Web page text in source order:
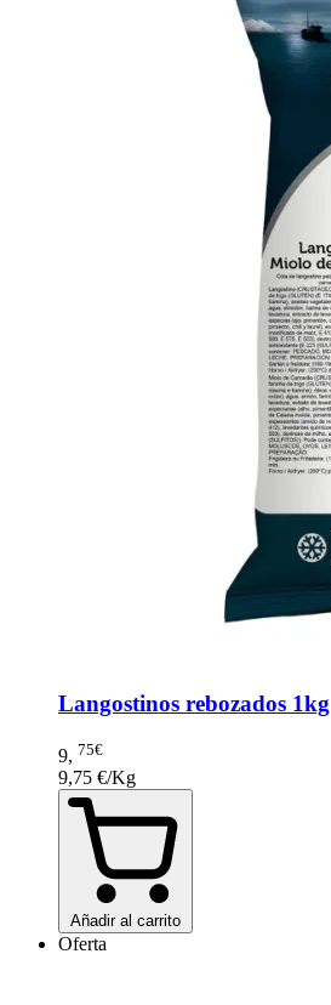
Langostinos rebozados 1kg
9, 75€
9,75 €/Kg
Añadir al carrito
Oferta